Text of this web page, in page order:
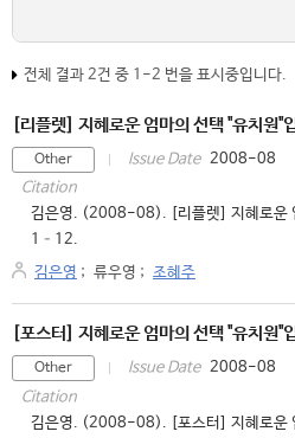
전체 결과 2건 중 1-2 번을 표시중입니다.
[리플렛] 지혜로운 엄마의 선택 "유치원"
Other Issue Date 2008-08
Citation
김은영. (2008-08). [리플렛] 지혜로운
1–12.
김은영 ; 류우영 ; 조혜주
[포스터] 지혜로운 엄마의 선택 "유치원"
Other Issue Date 2008-08
Citation
김은영. (2008-08). [포스터] 지혜로운